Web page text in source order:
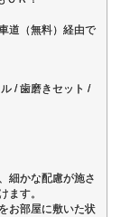
道（無料）経由で
/ 歯磨きセット /
細かな配慮が施さ
ます。
お部屋に敷いた状